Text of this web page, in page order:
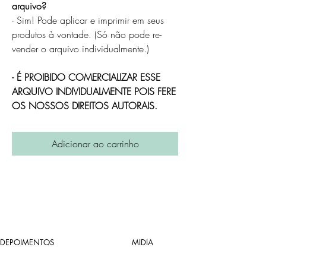
arquivo?
- Sim! Pode aplicar e imprimir em seus
produtos à vontade. (Só não pode re-
vender o arquivo individualmente.)
- É PROIBIDO COMERCIALIZAR ESSE
ARQUIVO INDIVIDUALMENTE POIS FERE
OS NOSSOS DIREITOS AUTORAIS.
Adicionar ao carrinho
DEPOIMENTOS MIDIA